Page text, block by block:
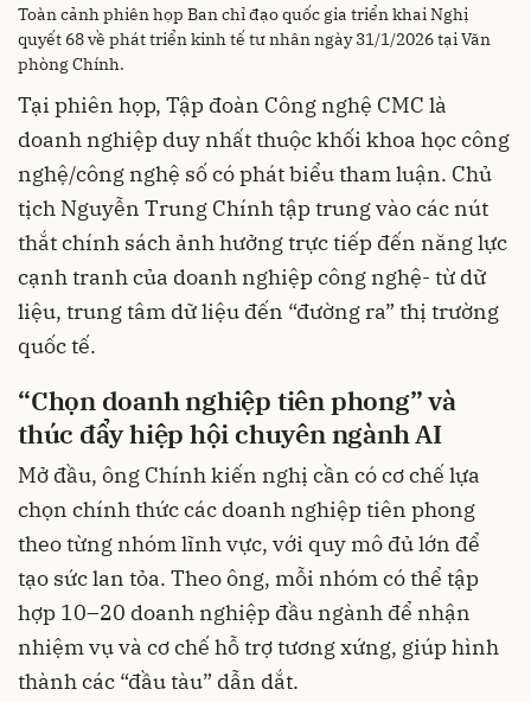
Toàn cảnh phiên họp Ban chỉ đạo quốc gia triển khai Nghị
quyết 68 về phát triển kinh tế tư nhân ngày 31/1/2026 tại Văn
phòng Chính.
Tại phiên họp, Tập đoàn Công nghệ CMC là
doanh nghiệp duy nhất thuộc khối khoa học công
nghệ/công nghệ số có phát biểu tham luận. Chủ
tịch Nguyễn Trung Chính tập trung vào các nút
thắt chính sách ảnh hưởng trực tiếp đến năng lực
cạnh tranh của doanh nghiệp công nghệ- từ dữ
liệu, trung tâm dữ liệu đến “đường ra” thị trường
quốc tế.
“Chọn doanh nghiệp tiên phong” và
thúc đẩy hiệp hội chuyên ngành AI
Mở đầu, ông Chính kiến nghị cần có cơ chế lựa
chọn chính thức các doanh nghiệp tiên phong
theo từng nhóm lĩnh vực, với quy mô đủ lớn để
tạo sức lan tỏa. Theo ông, mỗi nhóm có thể tập
hợp 10–20 doanh nghiệp đầu ngành để nhận
nhiệm vụ và cơ chế hỗ trợ tương xứng, giúp hình
thành các “đầu tàu” dẫn dắt.